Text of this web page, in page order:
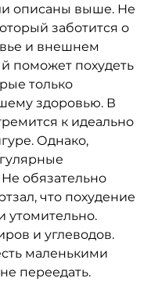
описаны выше. Не
заботится о
и внешнем
поможет похудеть
только
здоровью. В
к идеально
Однако,
обязательно
что похудение
утомительно.
и углеводов.
маленькими
переедать.